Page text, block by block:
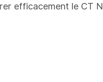
efficacement le CT